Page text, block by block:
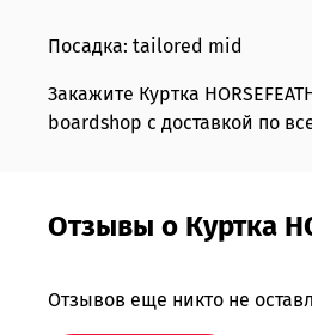
Посадка: tailored mid
Закажите Куртка
boardshop с доставкой по
Отзывы о Куртка
Отзывов еще никто не